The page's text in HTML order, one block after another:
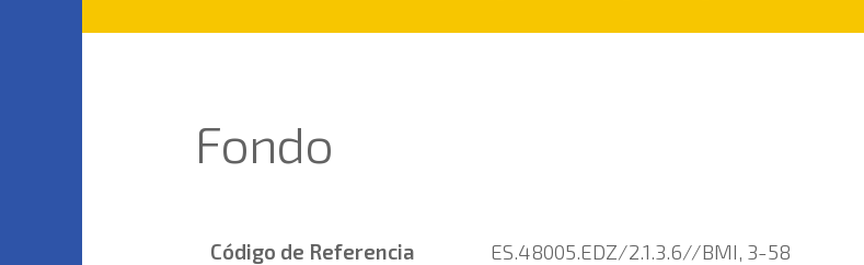
Fondo
Código de Referencia
ES.48005.EDZ/2.1.3.6//BMI, 3-58